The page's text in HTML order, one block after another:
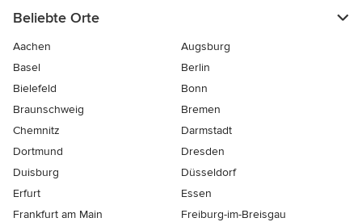
Beliebte Orte
Aachen
Augsburg
Basel
Berlin
Bielefeld
Bonn
Braunschweig
Bremen
Chemnitz
Darmstadt
Dortmund
Dresden
Duisburg
Düsseldorf
Erfurt
Essen
Frankfurt am Main
Freiburg-im-Breisgau